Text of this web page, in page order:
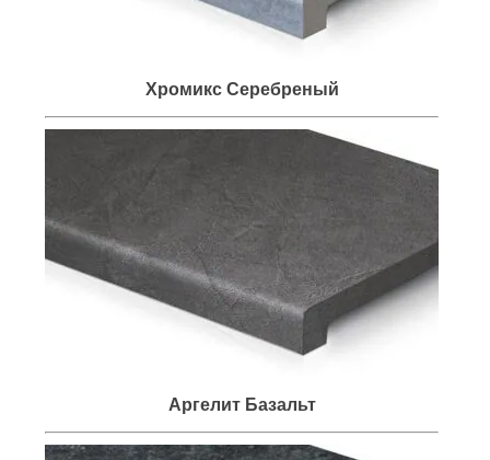
Хромикс Серебреный
Аргелит Базальт